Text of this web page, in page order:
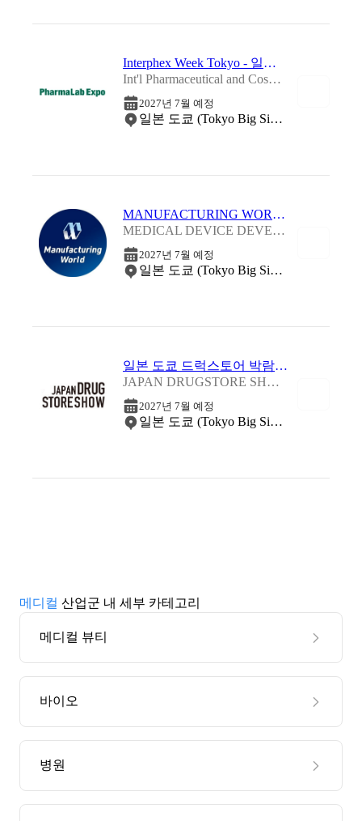
Interphex Week Tokyo - 일본 도쿄 제약 연구 개발 박람회 2027
Int'l Pharmaceutical and Cosmetics R&D Expo 2027
2027년 7월 예정
일본 도쿄 (Tokyo Big Sight)
MANUFACTURING WORLD TOKYO - 일본 도쿄 의료기기 제조 박람회 2027
MEDICAL DEVICE DEVELOPMENT EXPO 2027
2027년 7월 예정
일본 도쿄 (Tokyo Big Sight)
일본 도쿄 드럭스토어 박람회 2027
JAPAN DRUGSTORE SHOW 2027
2027년 7월 예정
일본 도쿄 (Tokyo Big Sight)
메디컬 산업군 내 세부 카테고리
메디컬 뷰티
바이오
병원